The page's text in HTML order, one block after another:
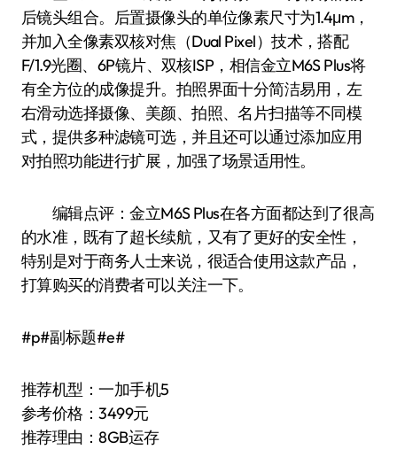
后镜头组合。后置摄像头的单位像素尺寸为1.4μm，
并加入全像素双核对焦（Dual Pixel）技术，搭配
F/1.9光圈、6P镜片、双核ISP，相信金立M6S Plus将
有全方位的成像提升。拍照界面十分简洁易用，左
右滑动选择摄像、美颜、拍照、名片扫描等不同模
式，提供多种滤镜可选，并且还可以通过添加应用
对拍照功能进行扩展，加强了场景适用性。
编辑点评：金立M6S Plus在各方面都达到了很高
的水准，既有了超长续航，又有了更好的安全性，
特别是对于商务人士来说，很适合使用这款产品，
打算购买的消费者可以关注一下。
#p#副标题#e#
推荐机型：一加手机5
参考价格：3499元
推荐理由：8GB运存